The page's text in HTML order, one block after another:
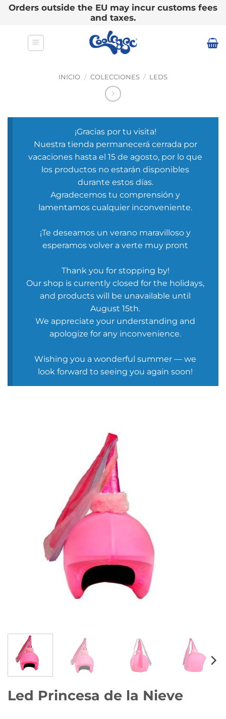
Orders outside the EU may incur customs fees
and taxes.
INICIO / COLECCIONES / LEDS
¡Gracias por tu visita!
Nuestra tienda permanecerá cerrada por
vacaciones hasta el 15 de agosto, por lo que
los productos no estarán disponibles
durante estos días.
Agradecemos tu comprensión y
lamentamos cualquier inconveniente.
¡Te deseamos un verano maravilloso y
esperamos volver a verte muy pront
Thank you for stopping by!
Our shop is currently closed for the holidays,
and products will be unavailable until
August 15th.
We appreciate your understanding and
apologize for any inconvenience.
Wishing you a wonderful summer — we
look forward to seeing you again soon!
Led Princesa de la Nieve